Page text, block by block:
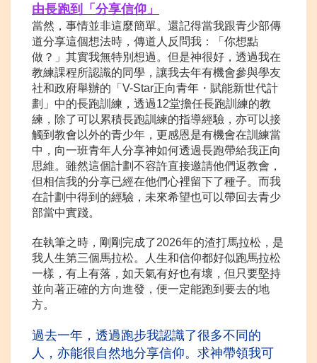
由長跑到「分享信仰」
當然，事情並非這麼簡單。還記得當我跟青少部傳
道分享這個想法時，傳道人反問我：「你想點
做？」其實我無特別想過。但是神很好，透過我在
教練課程所認識的同學，讓我去年有機會參與學友
社和政府舉辦的「V-Star正向青年・賦能新世代計
劃」中的長跑訓練，透過12堂擔任長跑訓練的教
練，除了可以累積長跑訓練的指導經驗，亦可以接
觸到教會以外的青少年，更感恩是有機會在訓練當
中，向一班青年人分享神如何透過長跑帶給我正向
思維。雖然這個計劃不容許直接邀請他們返教會，
但相信我的分享已經在他們心裡留下了種子。而我
在計劃中得到的經驗，未來希望也可以帶回去青少
部當中實踐。
在執筆之時，剛剛完成了2026年的渣打馬拉松，是
我人生第三個馬拉松。人生和信仰都好似跑馬拉松
一樣，有上有落，如天氣有好也有壞，但只要堅持
並向著正確的方向進發，便一定能跑到要去的地
方。
過去一年，透過跑步我認識了很多不同的
人，亦能很自然地分享信仰。求神帶領我可